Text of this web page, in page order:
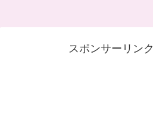
スポンサーリンク